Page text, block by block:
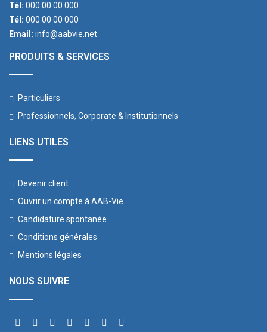
Tél: 000 00 00 000
Tél: 000 00 00 000
Email: info@aabvie.net
PRODUITS & SERVICES
Particuliers
Professionnels, Corporate & Institutionnels
LIENS UTILES
Devenir client
Ouvrir un compte à AAB-Vie
Candidature spontanée
Conditions générales
Mentions légales
NOUS SUIVRE